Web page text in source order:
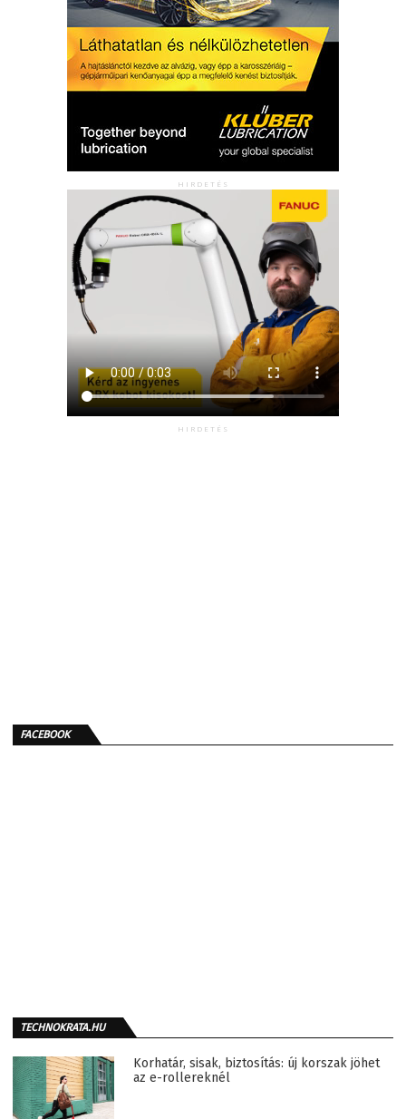
HIRDETÉS
HIRDETÉS
FACEBOOK
TECHNOKRATA.HU
Korhatár, sisak, biztosítás: új korszak jöhet
az e-rollereknél